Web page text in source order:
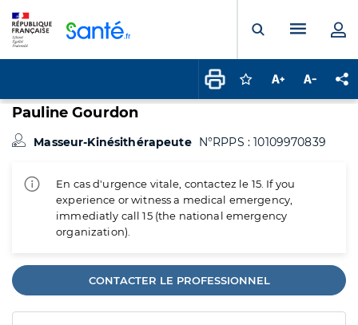
Ouvrir laMenu
Connectez-vous
Augmenter la
Pauline Gourdon
Masseur-Kinésithérapeute N°RPPS : 10109970839
En cas d'urgence vitale, contactez le 15. If you
experience or witness a medical emergency,
immediatly call 15 (the national emergency
organization).
CONTACTER LE PROFESSIONNEL